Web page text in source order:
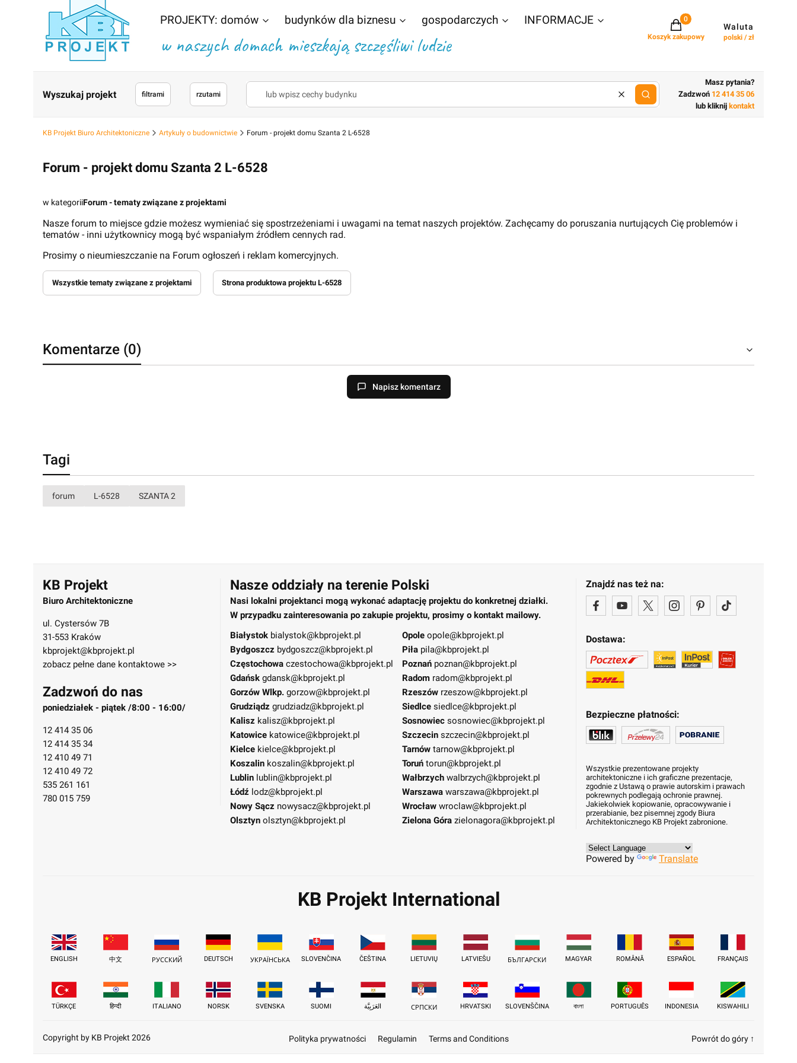
PROJEKTY: domów budynków dla biznesu gospodarczych INFORMACJE
w naszych domach mieszkają szczęśliwi ludzie
Projekty w koszyku: 0. Zobacz
Koszyk zakupowy
Waluta
polski / zł
Wyszukaj projekt filtrami rzutami
Wyczyśćlub wpisz cechy budynku
Masz pytania?
Zadzwoń 12 414 35 06
lub kliknij kontakt
KB Projekt Biuro Architektoniczne Artykuły o budownictwie Forum - projekt domu Szanta 2 L-6528
Forum - projekt domu Szanta 2 L-6528
w kategoriiForum - tematy związane z projektami
Nasze forum to miejsce gdzie możesz wymieniać się spostrzeżeniami i uwagami na temat naszych projektów. Zachęcamy do poruszania nurtujących Cię problemów i
tematów - inni użytkownicy mogą być wspaniałym źródłem cennych rad.
Prosimy o nieumieszczanie na Forum ogłoszeń i reklam komercyjnych.
Wszystkie tematy związane z projektami Strona produktowa projektu L-6528
Komentarze (0)
Napisz komentarz
Tagi
forum L-6528 SZANTA 2
KB Projekt
Biuro Architektoniczne
ul. Cystersów 7B
31-553 Kraków
kbprojekt@kbprojekt.pl
zobacz pełne dane kontaktowe >>
Zadzwoń do nas
poniedziałek - piątek /8:00 - 16:00/
12 414 35 06
12 414 35 34
12 410 49 71
12 410 49 72
535 261 161
780 015 759
Nasze oddziały na terenie Polski
Nasi lokalni projektanci mogą wykonać adaptację projektu do konkretnej działki.
W przypadku zainteresowania po zakupie projektu, prosimy o kontakt mailowy.
Białystok bialystok@kbprojekt.pl
Bydgoszcz bydgoszcz@kbprojekt.pl
Częstochowa czestochowa@kbprojekt.pl
Gdańsk gdansk@kbprojekt.pl
Gorzów Wlkp. gorzow@kbprojekt.pl
Grudziądz grudziadz@kbprojekt.pl
Kalisz kalisz@kbprojekt.pl
Katowice katowice@kbprojekt.pl
Kielce kielce@kbprojekt.pl
Koszalin koszalin@kbprojekt.pl
Lublin lublin@kbprojekt.pl
Łódź lodz@kbprojekt.pl
Nowy Sącz nowysacz@kbprojekt.pl
Olsztyn olsztyn@kbprojekt.pl
Opole opole@kbprojekt.pl
Piła pila@kbprojekt.pl
Poznań poznan@kbprojekt.pl
Radom radom@kbprojekt.pl
Rzeszów rzeszow@kbprojekt.pl
Siedlce siedlce@kbprojekt.pl
Sosnowiec sosnowiec@kbprojekt.pl
Szczecin szczecin@kbprojekt.pl
Tarnów tarnow@kbprojekt.pl
Toruń torun@kbprojekt.pl
Wałbrzych walbrzych@kbprojekt.pl
Warszawa warszawa@kbprojekt.pl
Wrocław wroclaw@kbprojekt.pl
Zielona Góra zielonagora@kbprojekt.pl
Znajdź nas też na:
Dostawa:
Bezpieczne płatności:
Wszystkie prezentowane projekty
architektoniczne i ich graficzne prezentacje,
zgodnie z Ustawą o prawie autorskim i prawach
pokrewnych podlegają ochronie prawnej.
Jakiekolwiek kopiowanie, opracowywanie i
przerabianie, bez pisemnej zgody Biura
Architektonicznego KB Projekt zabronione.
Powered by Translate
KB Projekt International
ENGLISH 中文 РУССКИЙ DEUTSCH УКРАЇНСЬКА SLOVENČINA ČEŠTINA LIETUVIŲ LATVIEŠU БЪЛГАРСКИ MAGYAR ROMÂNĂ ESPAÑOL FRANÇAIS
TÜRKÇE हिन्दी ITALIANO NORSK SVENSKA SUOMI العَرَبِيَّة СРПСКИ HRVATSKI SLOVENŠČINA বাংলা PORTUGUÊS INDONESIA KISWAHILI
Copyright by KB Projekt 2026 Polityka prywatności Regulamin Terms and Conditions Powrót do góry ↑